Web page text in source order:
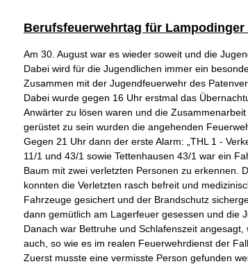
Berufsfeuerwehrtag für
Am 30. August war es wieder soweit und die
Dabei wird für die Jugendlichen immer ein
Zusammen mit der Jugendfeuerwehr des
Dabei wurde gegen 16 Uhr erstmal das
Anwärter zu lösen waren und die
gerüstet zu sein wurden die angehenden
Gegen 21 Uhr dann der erste Alarm: „THL 1 -
11/1 und 43/1 sowie Tettenhausen 43/1 war ein
Baum mit zwei verletzten Personen zu erkennen.
konnten die Verletzten rasch befreit und
Fahrzeuge gesichert und der Brandschutz
dann gemütlich am Lagerfeuer gesessen und die
Danach war Bettruhe und Schlafenszeit
auch, so wie es im realen Feuerwehrdienst der
Zuerst musste eine vermisste Person gefunden